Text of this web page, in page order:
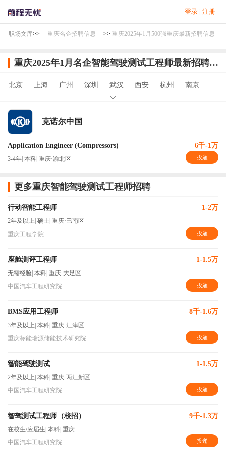
登录 | 注册
职场文库>> 重庆名企招聘信息 >> 重庆2025年1月500强重庆最新招聘信息
重庆2025年1月名企智能驾驶测试工程师最新招聘信息
北京 上海 广州 深圳 武汉 西安 杭州 南京
克诺尔中国
Application Engineer (Compressors) 6千-1万
3-4年 本科 重庆·渝北区 投递
更多重庆智能驾驶测试工程师招聘
行动智能工程师 1-2万
2年及以上 硕士 重庆·巴南区
重庆工程学院
投递
座舱测评工程师 1-1.5万
无需经验 本科 重庆·大足区
中国汽车工程研究院
投递
BMS应用工程师 8千-1.6万
3年及以上 本科 重庆·江津区
重庆标能瑞源储能技术研究院
投递
智能驾驶测试 1-1.5万
2年及以上 本科 重庆·两江新区
中国汽车工程研究院
投递
智驾测试工程师（校招） 9千-1.3万
在校生/应届生 本科 重庆
中国汽车工程研究院
投递